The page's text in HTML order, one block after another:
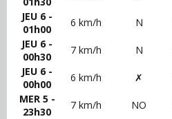
JEU 6 -
01h00
6 km/h N
JEU 6 -
00h30
7 km/h N
JEU 6 -
00h00
6 km/h ✗
MER 5 -
23h30
7 km/h NO